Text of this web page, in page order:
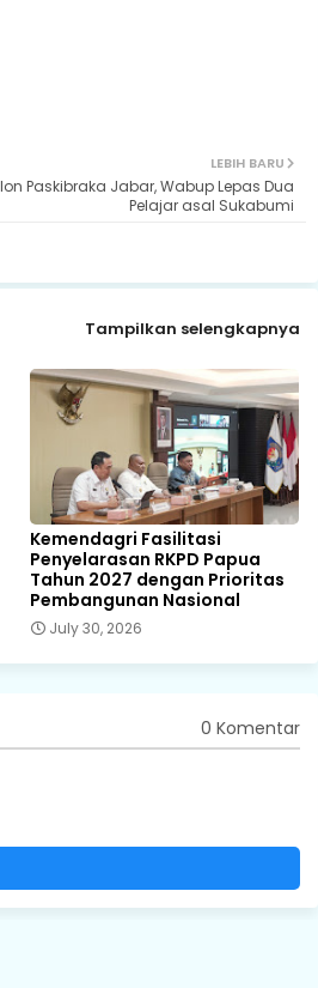
LEBIH BARU
Paskibraka Jabar, Wabup Lepas Dua
Pelajar asal Sukabumi
Tampilkan selengkapnya
Kemendagri Fasilitasi
Penyelarasan RKPD Papua
Tahun 2027 dengan Prioritas
Pembangunan Nasional
July 30, 2026
0 Komentar